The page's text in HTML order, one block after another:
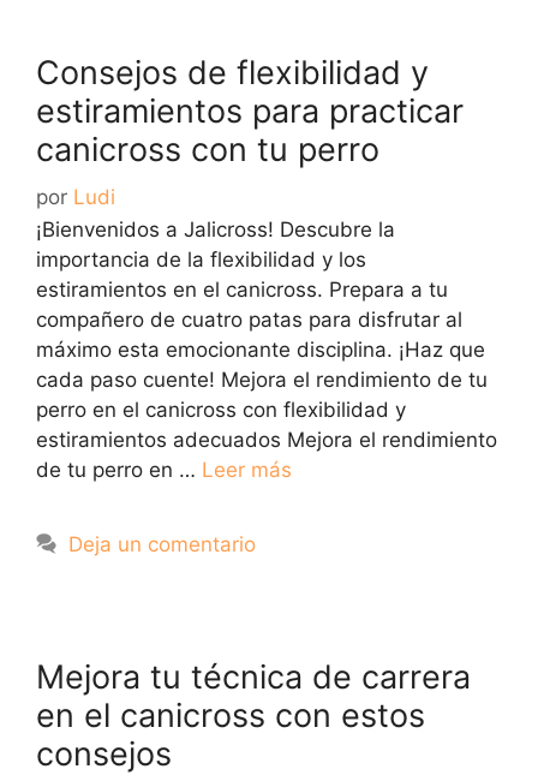
Consejos de flexibilidad y
estiramientos para practicar
canicross con tu perro
por Ludi
¡Bienvenidos a Jalicross! Descubre la
importancia de la flexibilidad y los
estiramientos en el canicross. Prepara a tu
compañero de cuatro patas para disfrutar al
máximo esta emocionante disciplina. ¡Haz que
cada paso cuente! Mejora el rendimiento de tu
perro en el canicross con flexibilidad y
estiramientos adecuados Mejora el rendimiento
de tu perro en … Leer más
Deja un comentario
Mejora tu técnica de carrera
en el canicross con estos
consejos